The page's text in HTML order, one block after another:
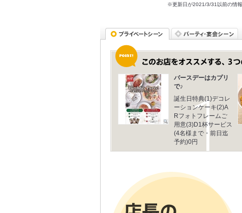
※更新日が2021/3/31以前の情報
バースデーはカプリ
で♪
誕生日特典(1)デコレ
ーションケーキ(2)A
Rフォトフレームご
用意(3)D1杯サービス
(4名様まで・前日迄
予約)0円